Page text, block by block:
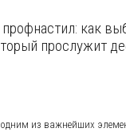
как
прослужит
из важнейших